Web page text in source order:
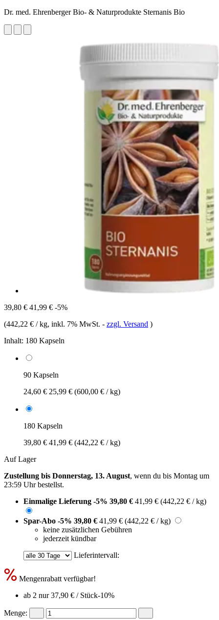
Dr. med. Ehrenberger Bio- & Naturprodukte Sternanis Bio
39,80 € 41,99 € -5%
(442,22 € / kg, inkl. 7% MwSt. - zzgl. Versand )
Inhalt: 180 Kapseln
90 Kapseln
24,60 € 25,99 € (600,00 € / kg)
180 Kapseln
39,80 € 41,99 € (442,22 € / kg)
Auf Lager
Zustellung bis Donnerstag, 13. August, wenn du bis Montag um
23:59 Uhrbestellst.
Einmalige Lieferung -5% 39,80 € 41,99 € (442,22 € / kg)
Spar-Abo -5% 39,80 € 41,99 € (442,22 € / kg)
keine zusätzlichen Gebühren
jederzeit kündbar
Lieferintervall:
Mengenrabatt verfügbar!
ab 2 nur37,90 € / Stück-10%
Menge: